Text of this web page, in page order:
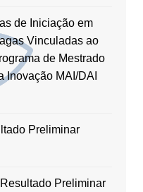
de Iniciação em
Vinculadas ao
de Mestrado
Inovação MAI/DAI
Preliminar
Preliminar